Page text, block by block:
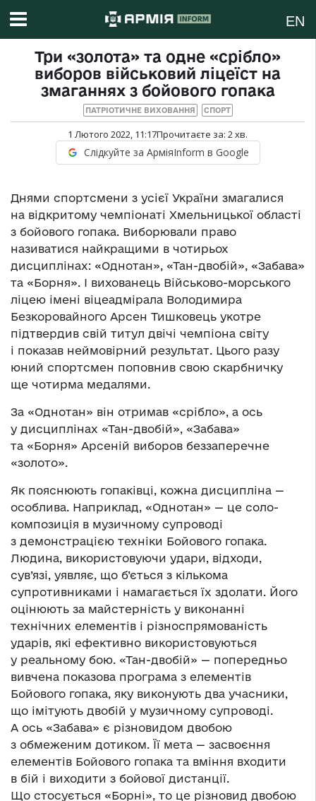
EN
Три «золота» та одне «срібло»
виборов військовий ліцеїст на
змаганнях з бойового гопака
ПАТРІОТИЧНЕ ВИХОВАННЯ СПОРТ
1 Лютого 2022, 11:17Прочитаєте за: 2хв.
Слідкуйте за АрміяInform в Google
Днями спортсмени з усієї України змагалися
на відкритому чемпіонаті Хмельницької області
з бойового гопака. Виборювали право
називатися найкращими в чотирьох
дисциплінах: «Однотан», «Тан-двобій», «Забава»
та «Борня». І вихованець Військово-морського
ліцею імені віцеадмірала Володимира
Безкоровайного Арсен Тишковець укотре
підтвердив свій титул двічі чемпіона світу
і показав неймовірний результат. Цього разу
юний спортсмен поповнив свою скарбничку
ще чотирма медалями.
За «Однотан» він отримав «срібло», а ось
у дисциплінах «Тан-двобій», «Забава»
та «Борня» Арсеній виборов беззаперечне
«золото».
Як пояснюють гопаківці, кожна дисципліна —
особлива. Наприклад, «Однотан» — це соло-
композиція в музичному супроводі
з демонстрацією техніки Бойового гопака.
Людина, використовуючи удари, відходи,
сув’язі, уявляє, що б’ється з кількома
супротивниками і намагається їх здолати. Його
оцінюють за майстерність у виконанні
технічних елементів і різноспрямованість
ударів, які ефективно використовуються
у реальному бою. «Тан-двобій» — попередньо
вивчена показова програма з елементів
Бойового гопака, яку виконують два учасники,
що імітують двобій у музичному супроводі.
А ось «Забава» є різновидом двобою
з обмеженим дотиком. Її мета — засвоєння
елементів Бойового гопака та вміння входити
в бій і виходити з бойової дистанції.
Що стосується «Борні», то це різновид двобою